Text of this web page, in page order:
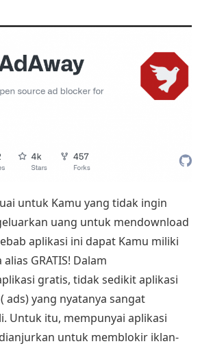
untuk Kamu yang tidak ingin
uang untuk mendownload
aplikasi ini dapat Kamu miliki
GRATIS! Dalam
gratis, tidak sedikit aplikasi
ads) yang nyatanya sangat
Untuk itu, mempunyai aplikasi
untuk memblokir iklan-